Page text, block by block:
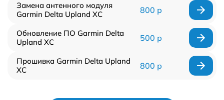
Замена антенного модуля
Garmin Delta Upland XC
800 р
Обновление ПО Garmin Delta
Upland XC
500 р
Прошивка Garmin Delta Upland
XC
800 р